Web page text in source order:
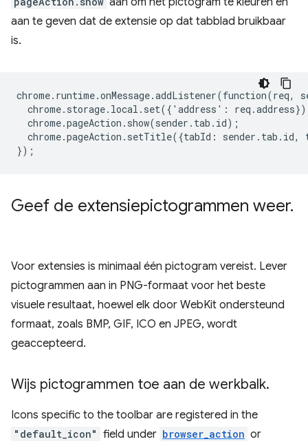
aan te geven dat de extensie op dat tabblad bruikbaar
is.
chrome. runtime.onMessage.addListener(function(req,
chrome. storage. local . set({ ' address ' : req .address})
chrome.pageAction . show(sender . tab . id);
chrome.pageAction . setTitle({tabId : sender . tab . id,
});
Geef de extensiepictogrammen weer.
Voor extensies is minimaal één pictogram vereist. Lever
pictogrammen aan in PNG-formaat voor het beste
visuele resultaat, hoewel elk door WebKit ondersteund
formaat, zoals BMP, GIF, ICO en JPEG, wordt
geaccepteerd.
Wijs pictogrammen toe aan de werkbalk.
Icons specific to the toolbar are registered in the
"default_icon" field under browser_action or